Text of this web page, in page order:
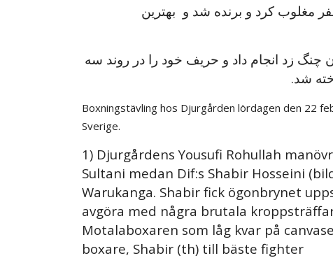
روح اله یوسفی حريف خود را با دریافت 3 بر صفر مغلوب كرد و برنده شد و بهترين
زد انجام داد و حريف خود را در روند سه
Boxningstävling hos Djurgården lördagen den 22
Sverige.
1) Djurgårdens Yousufi Rohullah
Sultani medan Dif:s Shabir Hosseini
Warukanga. Shabir fick ögonbrynet
avgöra med några brutala
Motalaboxaren som låg kvar på
boxare, Shabir (th) till bäste fighter